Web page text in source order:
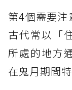
第4個需要注
古代常以「
所處的地方
在鬼月期間